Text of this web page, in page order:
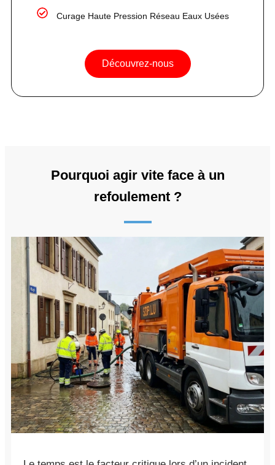
Curage Haute Pression Réseau Eaux Usées
Découvrez-nous
Pourquoi agir vite face à un
refoulement ?